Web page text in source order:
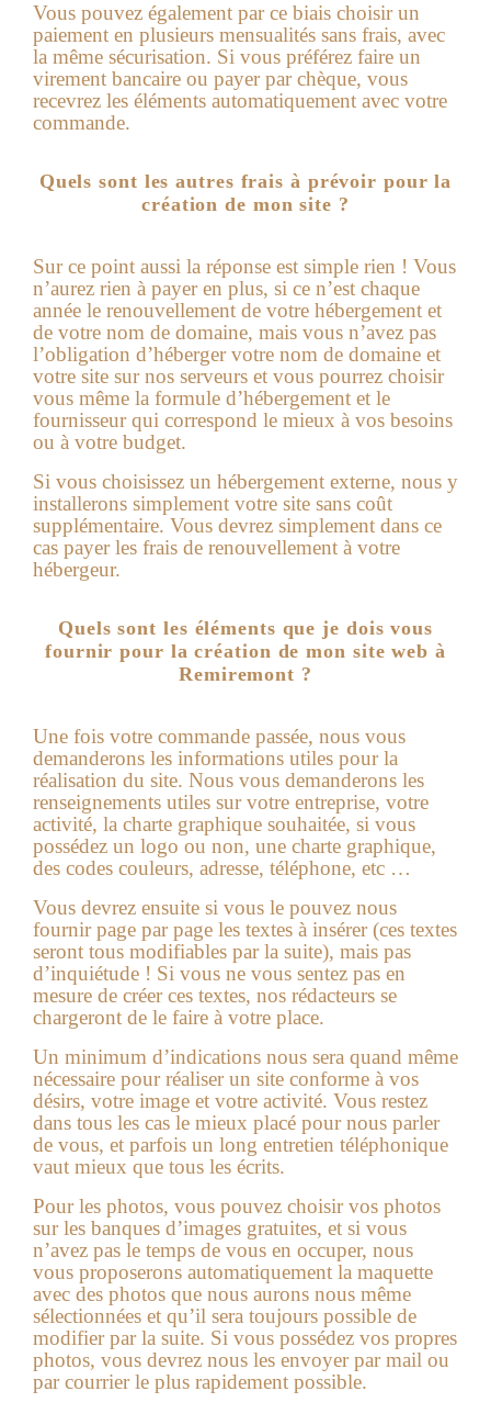
Vous pouvez également par ce biais choisir un
paiement en plusieurs mensualités sans frais, avec
la même sécurisation. Si vous préférez faire un
virement bancaire ou payer par chèque, vous
recevrez les éléments automatiquement avec votre
commande.
Quels sont les autres frais à prévoir pour la
création de mon site ?
Sur ce point aussi la réponse est simple rien ! Vous
n’aurez rien à payer en plus, si ce n’est chaque
année le renouvellement de votre hébergement et
de votre nom de domaine, mais vous n’avez pas
l’obligation d’héberger votre nom de domaine et
votre site sur nos serveurs et vous pourrez choisir
vous même la formule d’hébergement et le
fournisseur qui correspond le mieux à vos besoins
ou à votre budget.
Si vous choisissez un hébergement externe, nous y
installerons simplement votre site sans coût
supplémentaire. Vous devrez simplement dans ce
cas payer les frais de renouvellement à votre
hébergeur.
Quels sont les éléments que je dois vous
fournir pour la création de mon site web à
Remiremont ?
Une fois votre commande passée, nous vous
demanderons les informations utiles pour la
réalisation du site. Nous vous demanderons les
renseignements utiles sur votre entreprise, votre
activité, la charte graphique souhaitée, si vous
possédez un logo ou non, une charte graphique,
des codes couleurs, adresse, téléphone, etc …
Vous devrez ensuite si vous le pouvez nous
fournir page par page les textes à insérer (ces textes
seront tous modifiables par la suite), mais pas
d’inquiétude ! Si vous ne vous sentez pas en
mesure de créer ces textes, nos rédacteurs se
chargeront de le faire à votre place.
Un minimum d’indications nous sera quand même
nécessaire pour réaliser un site conforme à vos
désirs, votre image et votre activité. Vous restez
dans tous les cas le mieux placé pour nous parler
de vous, et parfois un long entretien téléphonique
vaut mieux que tous les écrits.
Pour les photos, vous pouvez choisir vos photos
sur les banques d’images gratuites, et si vous
n’avez pas le temps de vous en occuper, nous
vous proposerons automatiquement la maquette
avec des photos que nous aurons nous même
sélectionnées et qu’il sera toujours possible de
modifier par la suite. Si vous possédez vos propres
photos, vous devrez nous les envoyer par mail ou
par courrier le plus rapidement possible.